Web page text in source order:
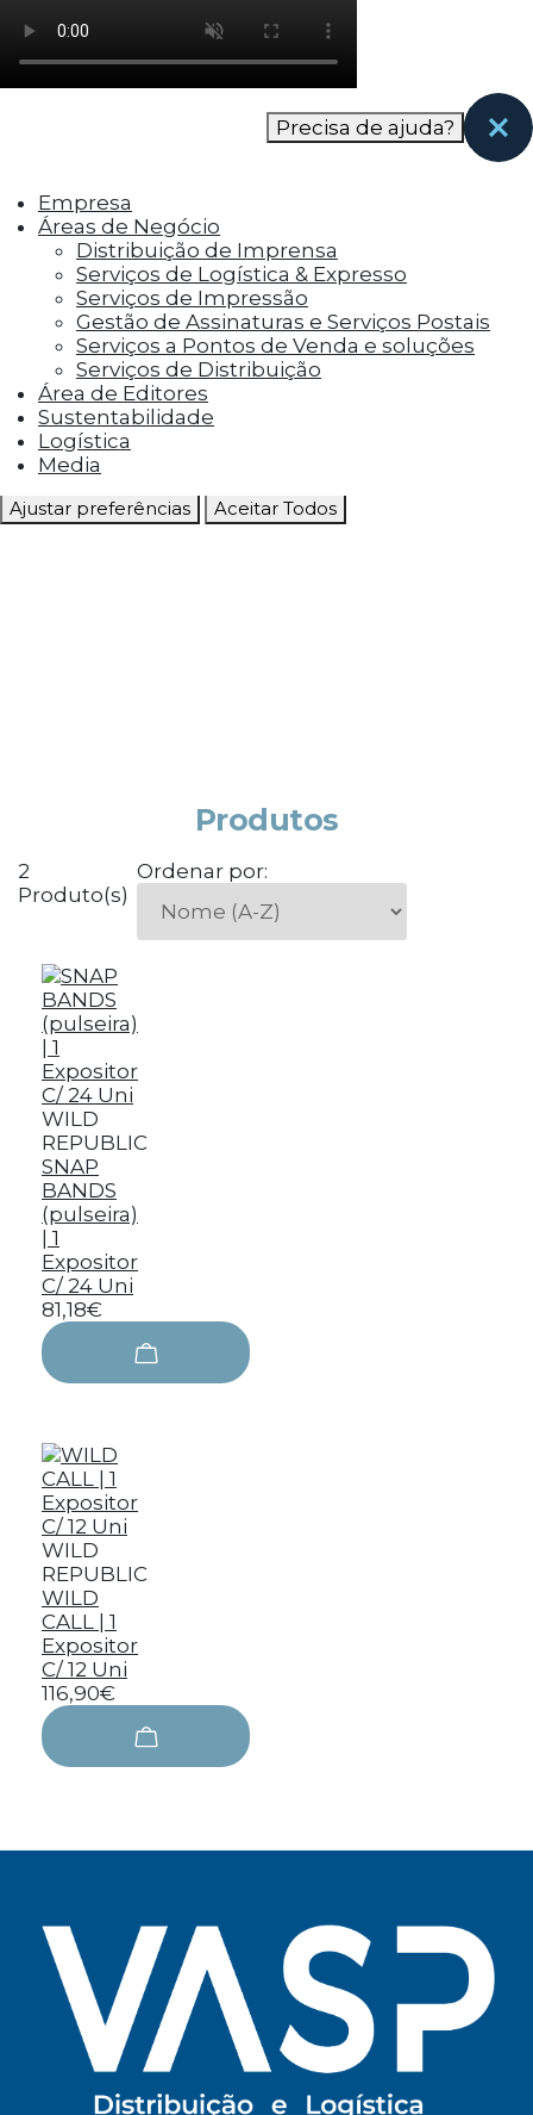
como os visitantes interagem com o site. Esses
cookies ajudam a fornecer informações sobre
as métricas do número de visitantes, taxa de
rejeição, origem do tráfego, etc.
funcionalidades, como compartilhar o
conteúdo do site em plataformas de social
media, coletar feedbacks e outros recursos de
terceiros.
Cookies Marketing
Os cookies de marketing são usados para
entregar aos visitantes anúncios
personalizados com base nas páginas que eles
visitaram antes e analisar a eficácia da
campanha publicitária.
Ajustar preferências Aceitar Todos
Precisa de ajuda?
Empresa
Áreas de Negócio
Distribuição de Imprensa
Serviços de Logística & Expresso
Serviços de Impressão
Gestão de Assinaturas e Serviços Postais
Serviços a Pontos de Venda e soluções
Serviços de Distribuição
Área de Editores
Sustentabilidade
Logística
Media
Produtos
2
Produto(s)
Ordenar por:
WILD
REPUBLIC
SNAP
BANDS
(pulseira)
| 1
Expositor
C/ 24 Uni
81,18€
WILD
REPUBLIC
WILD
CALL | 1
Expositor
C/ 12 Uni
116,90€